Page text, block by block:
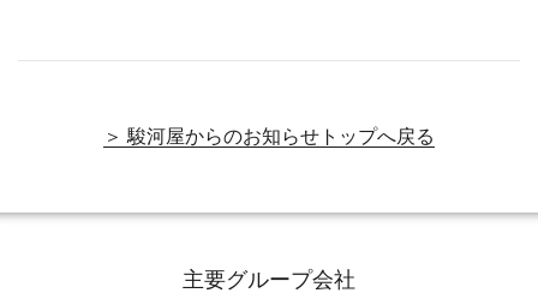
＞ 駿河屋からのお知らせトップへ戻る
主要グループ会社